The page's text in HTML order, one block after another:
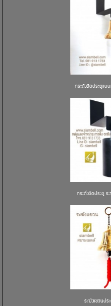
กระดิ่งติดประตูแบบ
กระดิ่งติดประตู ร
ระฆังแขวนป